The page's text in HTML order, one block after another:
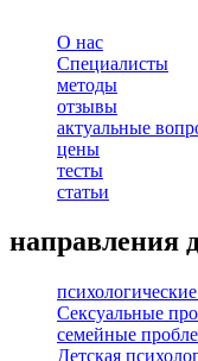
О нас
Специалисты
методы
отзывы
актуальные
цены
тесты
статьи
направления
Сексуальные
семейные
Детская